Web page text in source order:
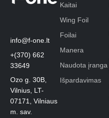
info@f-one.lt
+(370) 662
33649
Ozo g. 30B,
Vilnius, LT-
07171, Vilniaus
m. sav.
Kaitai
Wing Foil
Foilai
Manera
Naudota įranga
Išpardavimas